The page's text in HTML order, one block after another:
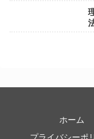
ホーム